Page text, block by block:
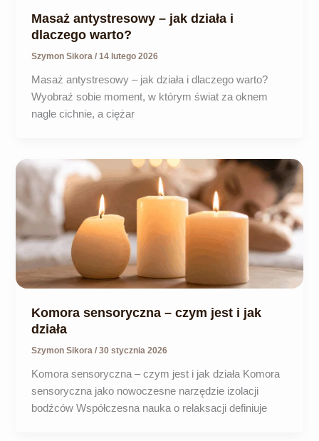
Masaż antystresowy – jak działa i
dlaczego warto?
Szymon Sikora/14 lutego 2026
Masaż antystresowy – jak działa i dlaczego warto?
Wyobraź sobie moment, w którym świat za oknem
nagle cichnie, a ciężar
Komora sensoryczna – czym jest i jak
działa
Szymon Sikora/30 stycznia 2026
Komora sensoryczna – czym jest i jak działa Komora
sensoryczna jako nowoczesne narzędzie izolacji
bodźców Współczesna nauka o relaksacji definiuje